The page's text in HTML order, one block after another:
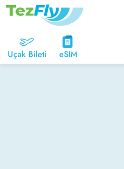
Uçak Bileti eSIM